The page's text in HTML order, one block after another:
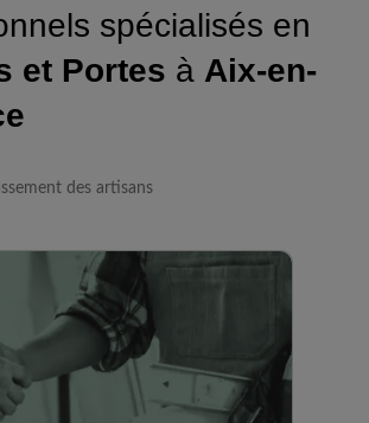
spécialisés en
et Portes à Aix-en-
des artisans